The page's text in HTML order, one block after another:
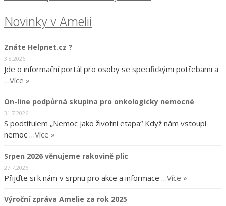
Novinky v Amelii
Znáte Helpnet.cz ?
3.8.2026
Jde o informační portál pro osoby se specifickými potřebami a
…Více »
On-line podpůrná skupina pro onkologicky nemocné
31.7.2026
S podtitulem „Nemoc jako životní etapa“ Když nám vstoupí
nemoc …Více »
Srpen 2026 věnujeme rakovině plic
27.7.2026
Přijďte si k nám v srpnu pro akce a informace …Více »
Výroční zpráva Amelie za rok 2025